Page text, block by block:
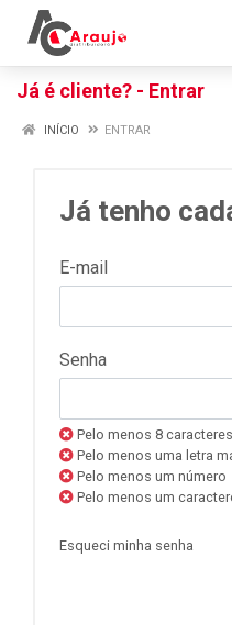
Já é cliente? - Entrar
INÍCIO ENTRAR
Já tenho
E-mail
Senha
Pelo menos 8 caracteres
Pelo menos uma letra
Pelo menos um número
Pelo menos um
Esqueci minha senha